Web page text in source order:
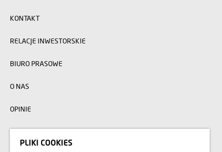
KONTAKT
RELACJE INWESTORSKIE
BIURO PRASOWE
O NAS
OPINIE
BLOG
PLIKI COOKIES